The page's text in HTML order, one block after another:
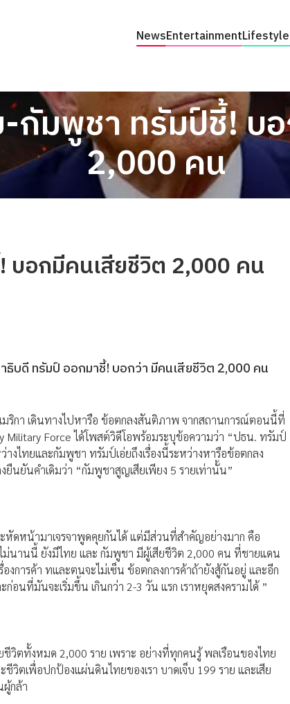
NewsEntertainmentLifestyle
-กัมพูชา ทรัมป์ชี้! บ
2,000 คน
บอกมีคนเสียชีวิต 2,000 คน
ธิบดี ทรัมป์ ออกมาชี้! บอกว่า มีคนเสียชีวิต 2,000 คน
ริกา เดินทางไปหารือ ข้อตกลงสันติภาพ จากสถานการณ์ตอนนี้ที่
Military Force ได้โพสต์วิดีโอพร้อมระบุข้อความว่า “ปธน. ทรัมป์
งไทยและกัมพูชา ทรัมป์เอ่ยถึงเรื่องนี้ระหว่างหารือข้อตกลง
นยันคำเดิมว่า “กัมพูชาสูญเสียเพียง 5 รายเท่านั้น”
หัดหน้ามาเจรจาพูดคุยกันได้ แต่มีส่วนที่สำคัญอย่างมาก คือ
ม่นานนี้ ยังมีไทย และ กัมพูชา มีผู้เสียชีวิต 2,000 คน ที่ชายแดน
การค้า ทและตนจะไม่เซ็น ข้อตกลงการค้าถ้ายังสู้กันอยู่ และอีก
นที่มันจะเริ่มขึ้น เกินกว่า 2-3 วัน แรก เราหยุดสงครามได้ ”
วิตทั้งหมด 2,000 ราย เพราะ อย่างที่ทุกคนรู้ พลเรือนของไทย
วิตเพื่อปกป้องแผ่นดินไทยของเรา บาดเจ็บ 199 ราย และเสีย
ผู้กล้า